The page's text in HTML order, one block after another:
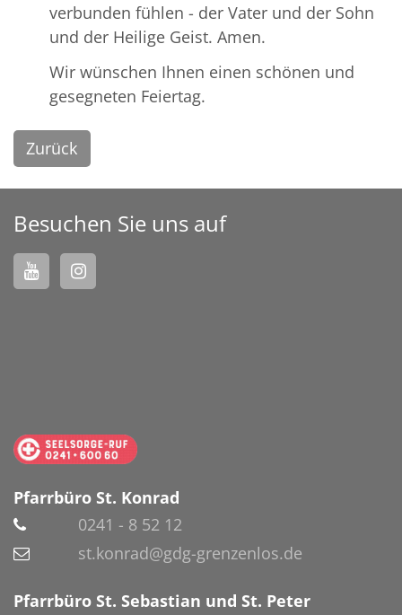
verbunden fühlen - der Vater und der Sohn
und der Heilige Geist. Amen.
Wir wünschen Ihnen einen schönen und
gesegneten Feiertag.
Zurück
Besuchen Sie uns auf
Pfarrbüro St. Konrad
0241 - 8 52 12
st.konrad@gdg-grenzenlos.de
Pfarrbüro St. Sebastian und St. Peter